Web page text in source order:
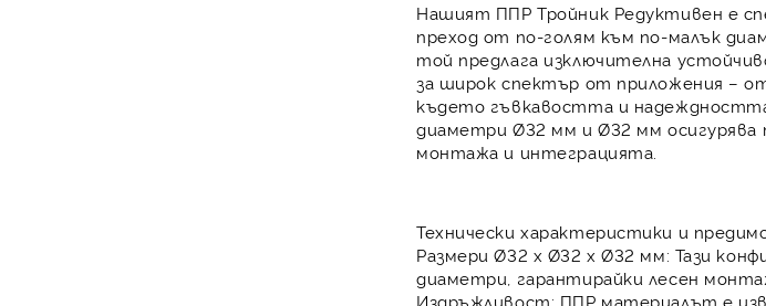
Нашият ППР Тройник Редуктивен е
преход от по-голям към по-малък
той предлага изключителна
за широк спектър от приложения –
където гъвкавостта и
диаметри Ø32 мм и Ø32 мм осигурява
монтажа и интеграцията.
Технически характеристики и
Размери Ø32 x Ø32 x Ø32 мм: Тази
диаметри, гарантирайки лесен
Издръжливост: ППР материалът е